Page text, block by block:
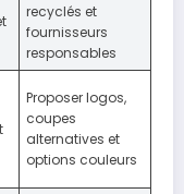
recyclés et
fournisseurs
responsables
Proposer logos,
coupes
alternatives et
options couleurs